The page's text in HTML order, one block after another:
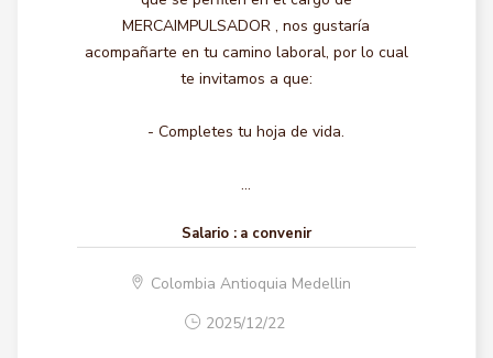
MERCAIMPULSADOR , nos gustaría
acompañarte en tu camino laboral, por lo cual
te invitamos a que:
- Completes tu hoja de vida.
...
Salario : a convenir
Colombia Antioquia Medellin
2025/12/22